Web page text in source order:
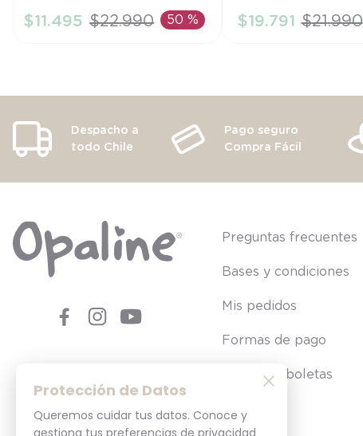
Protección de Datos
Queremos cuidar tus datos. Conoce y
gestiona tus preferencias de privacidad
AÑADIR AL CARRITO
$11 .495 $22.990 50 % AÑADIR AL
$19.791 $21.990
Despacho a
todo Chile
Pago seguro
Compra Fácil
Preguntas frecuentes
Bases y condiciones
Mis pedidos
Formas de pago
Consultar boletas